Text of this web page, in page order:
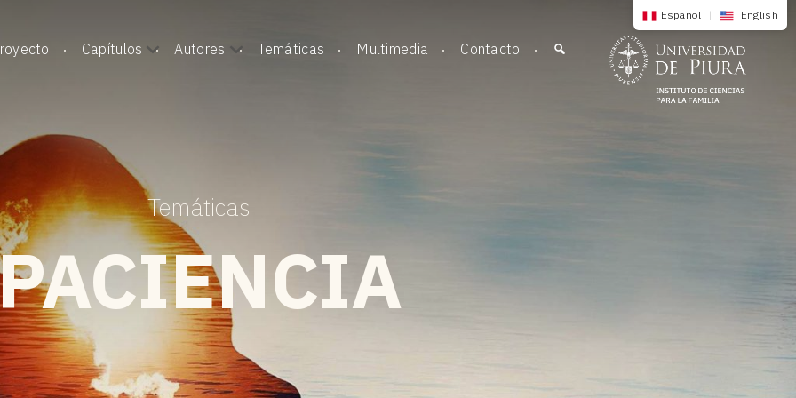
Capítulos Autores Temáticas Multimedia Contacto
Temáticas
Español | English